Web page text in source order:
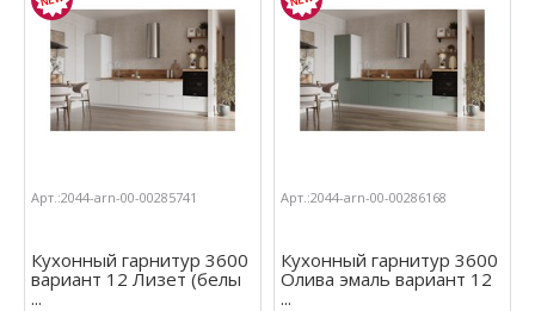
Арт.:2044-arn-00-00285741
Кухонный гарнитур 3600
вариант 12 Лизет (белы
...
Арт.:2044-arn-00-00286168
Кухонный гарнитур 3600
Олива эмаль вариант 12
...